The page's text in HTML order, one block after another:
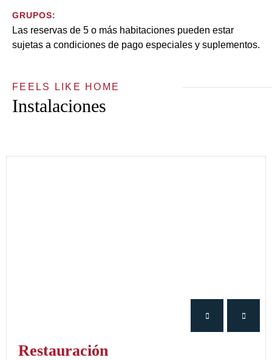
GRUPOS:
Las reservas de 5 o más habitaciones pueden estar
sujetas a condiciones de pago especiales y suplementos.
FEELS LIKE HOME
Instalaciones
Restauración